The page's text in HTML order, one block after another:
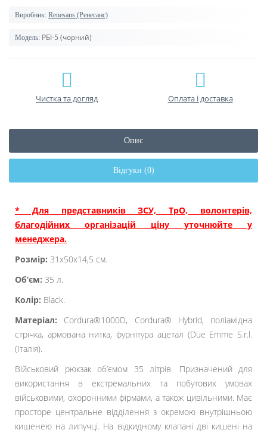
Виробник: Renesans (Ренесанс)
Модель: РБІ-5 (чорний)
Чистка та догляд Оплата і доставка
Опис
Відгуки (0)
* Для представників ЗСУ, ТрО, волонтерів,
благодійних організацій ціну уточнюйте у
менеджера.
Розмір: 31x50x14,5 см.
Об’єм: 35 л.
Колір: Black.
Матеріал: Cordura®1000D, Cordura® Hybrid, поліамідна
стрічка, армована нитка, фурнітура ацетал (Due Emme S.r.l.
(Італія).
Військовий рюкзак об’ємом 35 літрів. Призначений для
використання в екстремальних та побутових умовах
військовими, охоронними фірмами, а також цивільними. Має
просторе центральне відділення з окремою внутрішньою
кишенею на липучці. На відкидному клапані дві кишені на